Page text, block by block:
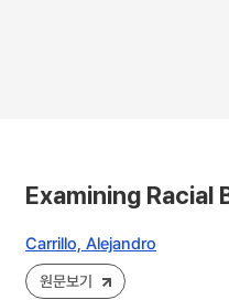
Examining
Carrillo, Alejandro
원문보기